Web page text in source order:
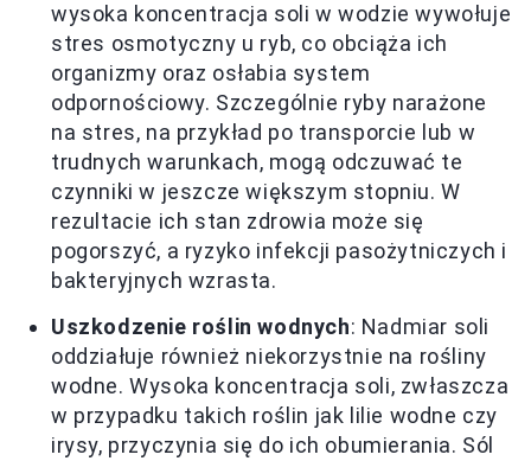
wysoka koncentracja soli w wodzie wywołuje
stres osmotyczny u ryb, co obciąża ich
organizmy oraz osłabia system
odpornościowy. Szczególnie ryby narażone
na stres, na przykład po transporcie lub w
trudnych warunkach, mogą odczuwać te
czynniki w jeszcze większym stopniu. W
rezultacie ich stan zdrowia może się
pogorszyć, a ryzyko infekcji pasożytniczych i
bakteryjnych wzrasta.
Uszkodzenie roślin wodnych: Nadmiar soli
oddziałuje również niekorzystnie na rośliny
wodne. Wysoka koncentracja soli, zwłaszcza
w przypadku takich roślin jak lilie wodne czy
irysy, przyczynia się do ich obumierania. Sól